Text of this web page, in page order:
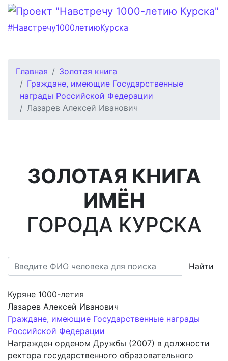
#Навстречу1000летиюКурска
Главная
Золотая книга
Граждане, имеющие Государственные
награды Российской Федерации
Лазарев Алексей Иванович
ЗОЛОТАЯ КНИГА
ИМЁН
ГОРОДА КУРСКА
Найти
Куряне 1000-летия
Лазарев Алексей Иванович
Граждане, имеющие Государственные награды
Российской Федерации
Награжден орденом Дружбы (2007) в должности
ректора государственного образовательного